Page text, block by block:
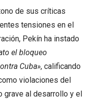
de sus críticas
tensiones en el
Pekín ha instado
el bloqueo
Cuba», calificando
violaciones del
grave al desarrollo y el